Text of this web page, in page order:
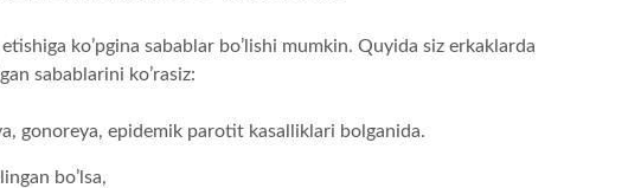
ko’pgina sabablar bo’lishi mumkin. Quyida siz erkaklarda
sabablarini ko’rasiz:
gonoreya, epidemik parotit kasalliklari bolganida.
bo’lsa,